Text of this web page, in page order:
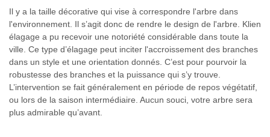
Il y a la taille décorative qui vise à correspondre l'arbre dans
l'environnement. Il s’agit donc de rendre le design de l'arbre. Klien
élagage a pu recevoir une notoriété considérable dans toute la
ville. Ce type d’élagage peut inciter l'accroissement des branches
dans un style et une orientation donnés. C’est pour pourvoir la
robustesse des branches et la puissance qui s’y trouve.
L’intervention se fait généralement en période de repos végétatif,
ou lors de la saison intermédiaire. Aucun souci, votre arbre sera
plus admirable qu’avant.